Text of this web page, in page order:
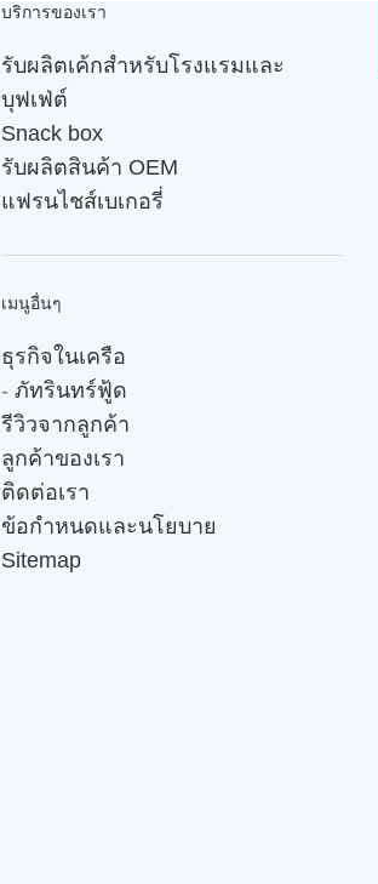
บริการของเรา
รับผลิตเค้กสำหรับโรงแรมและ
บุฟเฟ่ต์
Snack box
รับผลิตสินค้า OEM
แฟรนไชส์เบเกอรี่
เมนูอื่นๆ
ธุรกิจในเครือ
- ภัทรินทร์ฟู้ด
รีวิวจากลูกค้า
ลูกค้าของเรา
ติดต่อเรา
ข้อกำหนดและนโยบาย
Sitemap